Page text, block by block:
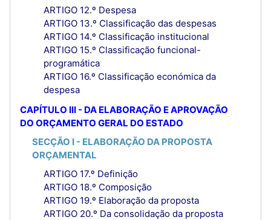
ARTIGO 12.º Despesa
ARTIGO 13.º Classificação das despesas
ARTIGO 14.º Classificação institucional
ARTIGO 15.º Classificação funcional-
programática
ARTIGO 16.º Classificação económica da
despesa
CAPÍTULO III - DA ELABORAÇÃO E APROVAÇÃO
DO ORÇAMENTO GERAL DO ESTADO
SECÇÃO I - ELABORAÇÃO DA PROPOSTA
ORÇAMENTAL
ARTIGO 17.º Definição
ARTIGO 18.º Composição
ARTIGO 19.º Elaboração da proposta
ARTIGO 20.º Da consolidação da proposta